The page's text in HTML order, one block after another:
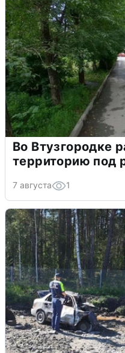
Во Втузгородке
территорию под
7 августа 1